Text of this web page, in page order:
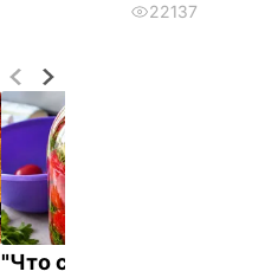
"Что смотрите?
22137